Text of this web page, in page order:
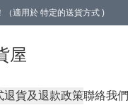
適用於 特定的送貨方式 )
屋
退貨及退款政策聯絡我們